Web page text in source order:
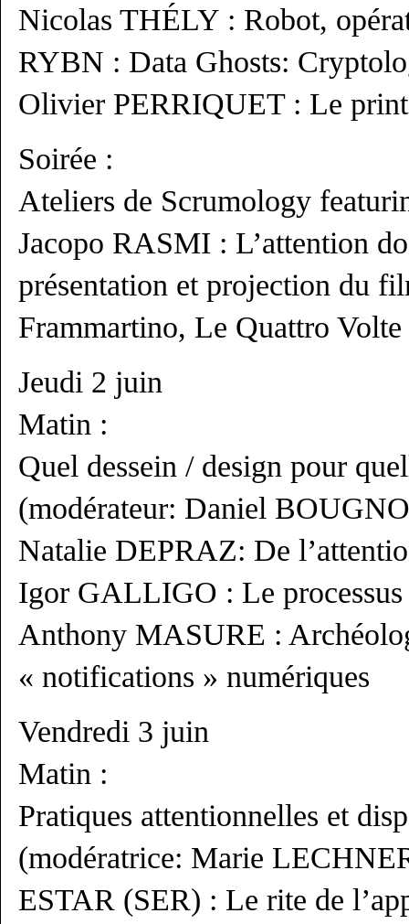
Nicolas THÉLY : Robot,
RYBN : Data Ghosts:
Olivier PERRIQUET : Le
Soirée :
Ateliers de Scrumology
Jacopo RASMI : L’attention
présentation et projection du
Frammartino, Le Quattro
Jeudi 2 juin
Matin :
Quel dessein / design pour
(modérateur: Daniel
Natalie DEPRAZ: De
Igor GALLIGO : Le processus
Anthony MASURE :
« notifications » numériques
Vendredi 3 juin
Matin :
Pratiques attentionnelles et
(modératrice: Marie
ESTAR (SER) : Le rite de